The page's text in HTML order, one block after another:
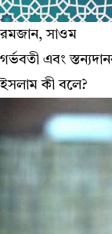
রমজান, সাওম
গর্ভবতী এবং
ইসলাম কী বলে?